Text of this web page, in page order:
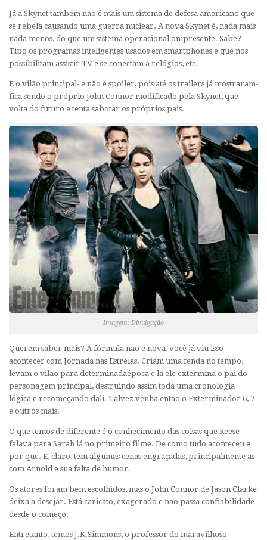
Já a Skynet também não é mais um sistema de defesa americano que
se rebela causando uma guerra nuclear. A nova Skynet é, nada mais
nada menos, do que um sistema operacional onipresente. Sabe?
Tipo os programas inteligentes usados em smartphones e que nos
possibilitam assistir TV e se conectam a relógios, etc.
E o vilão principal- e não é spoiler, pois até os trailers já mostraram-
fica sendo o próprio John Connor modificado pela Skynet, que
volta do futuro e tenta sabotar os próprios pais.
Imagem: Divulgação
Querem saber mais? A fórmula não é nova, você já viu isso
acontecer com Jornada nas Estrelas. Criam uma fenda no tempo,
levam o vilão para determinadaépoca e lá ele extermina o pai do
personagem principal, destruindo assim toda uma cronologia
lógica e recomeçando dali. Talvez venha então o Exterminador 6, 7
e outros mais.
O que temos de diferente é o conhecimento das coisas que Reese
falava para Sarah lá no primeiro filme. De como tudo aconteceu e
por que. E, claro, tem algumas cenas engraçadas, principalmente as
com Arnold e sua falta de humor.
Os atores foram bem escolhidos, mas o John Connor de Jason Clarke
deixa a desejar. Está caricato, exagerado e não passa confiabilidade
desde o começo.
Entretanto, temos J.K.Simmons, o professor do maravilhoso